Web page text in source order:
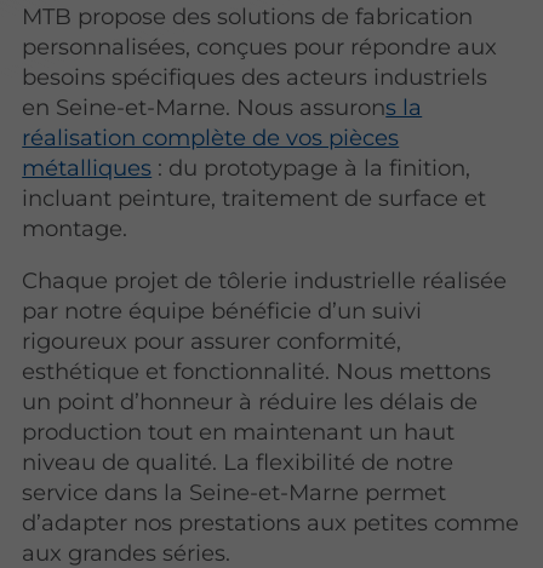
MTB propose des solutions de fabrication
personnalisées, conçues pour répondre aux
besoins spécifiques des acteurs industriels
en Seine-et-Marne. Nous assurons la
réalisation complète de vos pièces
métalliques : du prototypage à la finition,
incluant peinture, traitement de surface et
montage.
Chaque projet de tôlerie industrielle réalisée
par notre équipe bénéficie d’un suivi
rigoureux pour assurer conformité,
esthétique et fonctionnalité. Nous mettons
un point d’honneur à réduire les délais de
production tout en maintenant un haut
niveau de qualité. La flexibilité de notre
service dans la Seine-et-Marne permet
d’adapter nos prestations aux petites comme
aux grandes séries.